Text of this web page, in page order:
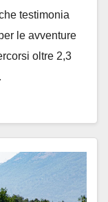
testimonia
le avventure
oltre 2,3